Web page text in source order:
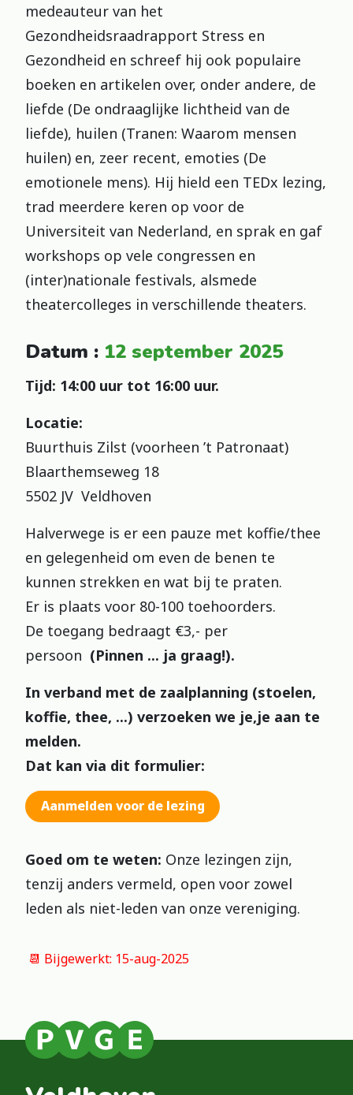
medeauteur van het
Gezondheidsraadrapport Stress en
Gezondheid en schreef hij ook populaire
boeken en artikelen over, onder andere, de
liefde (De ondraaglijke lichtheid van de
liefde), huilen (Tranen: Waarom mensen
huilen) en, zeer recent, emoties (De
emotionele mens). Hij hield een TEDx lezing,
trad meerdere keren op voor de
Universiteit van Nederland, en sprak en gaf
workshops op vele congressen en
(inter)nationale festivals, alsmede
theatercolleges in verschillende theaters.
Datum : 12 september 2025
Tijd: 14:00 uur tot 16:00 uur.
Locatie:
Buurthuis Zilst (voorheen ’t Patronaat)
Blaarthemseweg 18
5502 JV Veldhoven
Halverwege is er een pauze met koffie/thee
en gelegenheid om even de benen te
kunnen strekken en wat bij te praten.
Er is plaats voor 80-100 toehoorders.
De toegang bedraagt €3,- per
persoon (Pinnen ... ja graag!).
In verband met de zaalplanning (stoelen,
koffie, thee, ...) verzoeken we je,je aan te
melden.
Dat kan via dit formulier:
Aanmelden voor de lezing
Goed om te weten: Onze lezingen zijn,
tenzij anders vermeld, open voor zowel
leden als niet-leden van onze vereniging.
📆 Bijgewerkt: 15-aug-2025